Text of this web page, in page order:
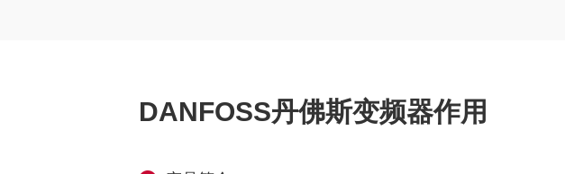
DANFOSS丹佛斯变频器作用